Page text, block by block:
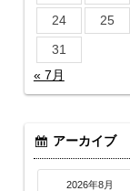
24
25
31
« 7月
アーカイブ
2026年8月